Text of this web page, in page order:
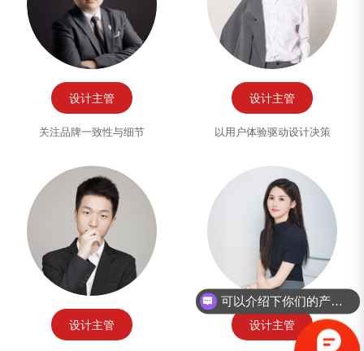
设计主管
关注品牌一致性与细节
设计主管
以用户体验驱动设计决策
设计主管 设计主管
你们是怎么收费的呢？